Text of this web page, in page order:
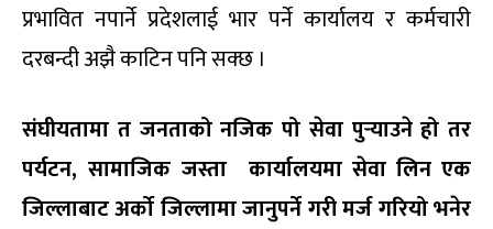
प्रभावित नपार्ने प्रदेशलाई भार पर्ने कार्यालय र कर्मचारी
दरबन्दी अझै काटिन पनि सक्छ ।
संघीयतामा त जनताको नजिक पो सेवा पुर्‍याउने हो तर
पर्यटन, सामाजिक जस्ता कार्यालयमा सेवा लिन एक
जिल्लाबाटअर्कोजिल्लामाजानुपर्नेगरीमर्जगरियोभनेर